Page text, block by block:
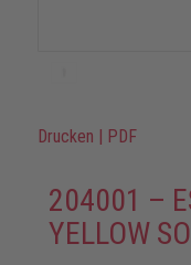
Drucken PDF
204001 –
YELLOW